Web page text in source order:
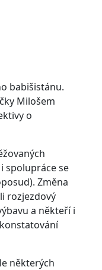
babišistánu.
Milošem
o
spolupráce se
Změna
rozjezdový
a někteří i
některých